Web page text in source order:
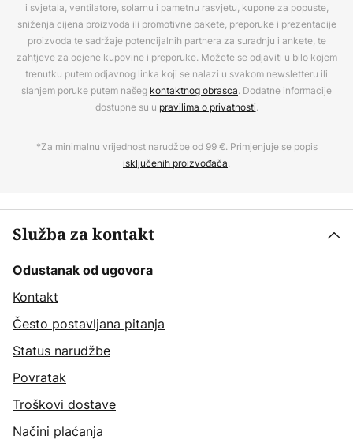
i svjetala, ventilatore, solarnu i pametnu rasvjetu, kupone za popuste,
sniženja cijena proizvoda ili promotivne pakete, preporuke i prezentacije
proizvoda te sadržaje potencijalnih partnera za suradnju i ankete, te
zahtjeve za ocjene kupovine i preporuke. Možete se odjaviti u bilo kojem
trenutku putem odjavnog linka koji se nalazi u svakom newsletteru ili
slanjem poruke putem našeg kontaktnog obrasca. Dodatne informacije
dostupne su u pravilima o privatnosti.
*Za minimalnu vrijednost narudžbe od 99 €. Primjenjuje se popis
isključenih proizvođača.
Služba za kontakt
Odustanak od ugovora
Kontakt
Često postavljana pitanja
Status narudžbe
Povratak
Troškovi dostave
Načini plaćanja